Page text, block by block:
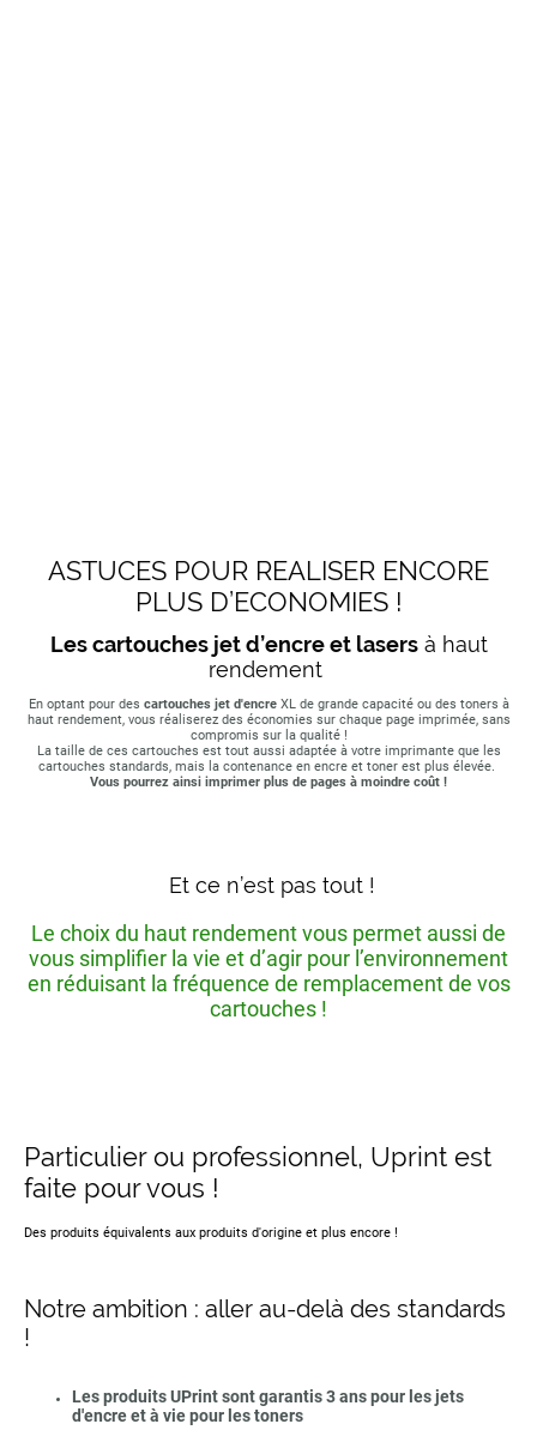
ASTUCES POUR REALISER ENCORE
PLUS D’ECONOMIES !
Les cartouches jet d’encre et lasersà haut
rendement
En optant pour des cartouches jet d'encreXL de grande capacité ou des toners à
haut rendement, vous réaliserez des économies sur chaque page imprimée, sans
compromis sur la qualité !
La taille de ces cartouches est tout aussi adaptée à votre imprimante que les
cartouches standards, mais la contenance en encre et toner est plus élevée.
Vous pourrez ainsi imprimer plus de pages à moindre coût !
Et ce n’est pas tout !
Le choix du haut rendement vous permet aussi de
vous simplifier la vie et d’agir pour l’environnement
en réduisant la fréquence de remplacement de vos
cartouches !
Particulier ou professionnel, Uprint est
faite pour vous !
Des produits équivalents aux produits d'origine et plus encore !
Notre ambition : aller au-delà des standards
!
Les produits UPrint sont garantis 3 ans pour les jets
d'encre et à vie pour les toners